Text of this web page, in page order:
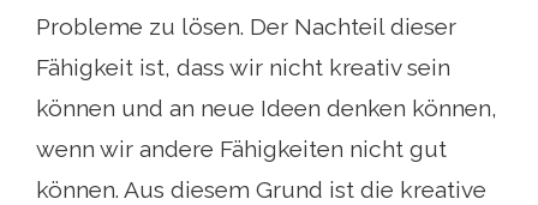
Probleme zu lösen. Der Nachteil dieser
Fähigkeit ist, dass wir nicht kreativ sein
können und an neue Ideen denken können,
wenn wir andere Fähigkeiten nicht gut
können. Aus diesem Grund ist die kreative